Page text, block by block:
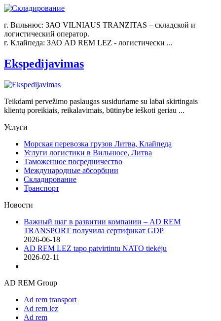
г. Вильнюс: ЗАО VILNIAUS TRANZITAS – складской и
логистический оператор.
г. Клайпеда: ЗАО AD REM LEZ - логистически ...
Ekspedijavimas
Teikdami pervežimo paslaugas susiduriame su labai skirtingais
klientų poreikiais, reikalavimais, būtinybe ieškoti geriau ...
Услуги
Морская перевозка грузов Литва, Клайпеда
Услуги логистики в Вильнюсе, Литва
Таможенное посредничество
Международные абсорбции
Складирование
Транспорт
Новости
Важный шаг в развитии компании – AD REM
TRANSPORT получила сертификат GDP
2026-06-18
AD REM LEZ tapo patvirtintu NATO tiekėju
2026-02-11
AD REM Group
Ad rem transport
Ad rem lez
Ad rem